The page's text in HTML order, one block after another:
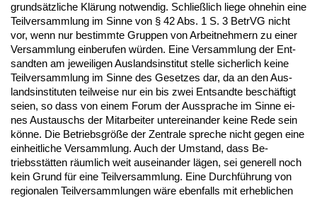
grundsätz­li­che Klärung not­wen­dig. Sch­ließlich lie­ge oh­ne­hin ei­ne
Teil­ver­samm­lung im Sin­ne von § 42 Abs. 1 S. 3 Be­trVG nicht
vor, wenn nur be­stimm­te Grup­pen von Ar­beit­neh­mern zu ei­ner
Ver­samm­lung ein­be­ru­fen würden. Ei­ne Ver­samm­lung der Ent­
sand­ten am je­wei­li­gen Aus­lands­in­sti­tut stel­le si­cher­lich kei­ne
Teil­ver­samm­lung im Sin­ne des Ge­set­zes dar, da an den Aus­
lands­in­sti­tu­ten teil­wei­se nur ein bis zwei Ent­sand­te beschäftigt
sei­en, so dass von ei­nem Fo­rum der Aus­spra­che im Sin­ne ei­
nes Aus­tauschs der Mit­ar­bei­ter un­ter­ein­an­der kei­ne Re­de sein
könne. Die Be­triebs­größe der Zen­tra­le spre­che nicht ge­gen ei­ne
ein­heit­li­che Ver­samm­lung. Auch der Um­stand, dass Be­
triebsstätten räum­lich weit aus­ein­an­der lägen, sei ge­ne­rell noch
kein Grund für ei­ne Teil­ver­samm­lung. Ei­ne Durchführung von
re­gio­na­len Teil­ver­samm­lun­gen wäre eben­falls mit er­heb­li­chen